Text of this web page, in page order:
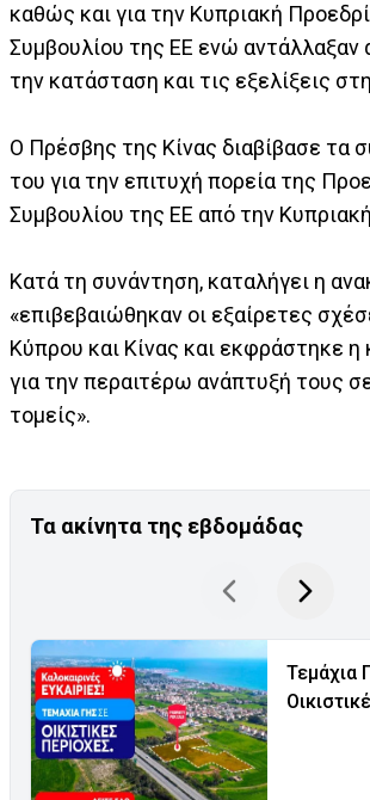
καθώς και για την Κυπριακή
Συμβουλίου της ΕΕ ενώ αντάλλαξαν
την κατάσταση και τις εξελίξεις
Ο Πρέσβης της Κίνας διαβίβασε τα
του για την επιτυχή πορεία της
Συμβουλίου της ΕΕ από την
Κατά τη συνάντηση, καταλήγει η
«επιβεβαιώθηκαν οι εξαίρετες
Κύπρου και Κίνας και εκφράστηκε η
για την περαιτέρω ανάπτυξή τους
τομείς».
Τα ακίνητα της εβδομάδας
Τεμάχια